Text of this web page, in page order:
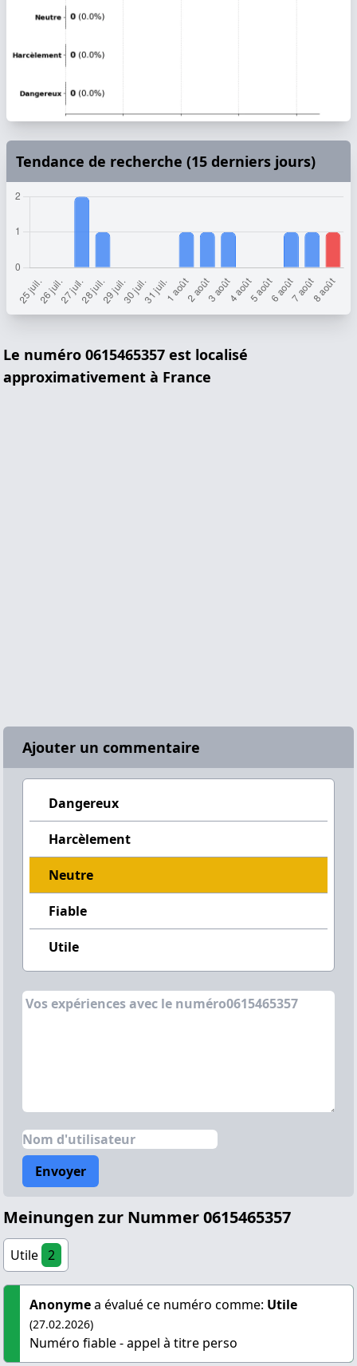
Tendance de recherche (15 derniers jours)
Le numéro 0615465357 est localisé
approximativement à France
Ajouter un commentaire
Dangereux
Harcèlement
Neutre
Fiable
Utile
Envoyer
Meinungen zur Nummer 0615465357
Utile 2
Anonymea évalué ce numéro comme: Utile
(27.02.2026)
Numéro fiable - appel à titre perso